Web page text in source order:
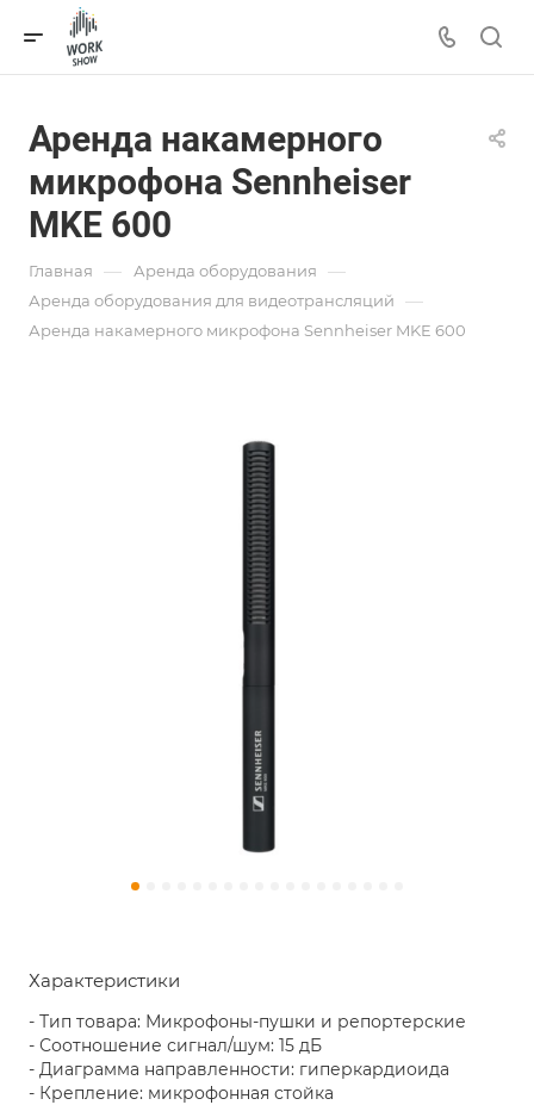
Аренда накамерного
микрофона Sennheiser
MKE 600
Главная — Аренда оборудования —
Аренда оборудования для видеотрансляций —
Аренда накамерного микрофона Sennheiser MKE 600
Характеристики
- Тип товара: Микрофоны-пушки и репортерские
- Соотношение сигнал/шум: 15 дБ
- Диаграмма направленности: гиперкардиоида
- Крепление: микрофонная стойка